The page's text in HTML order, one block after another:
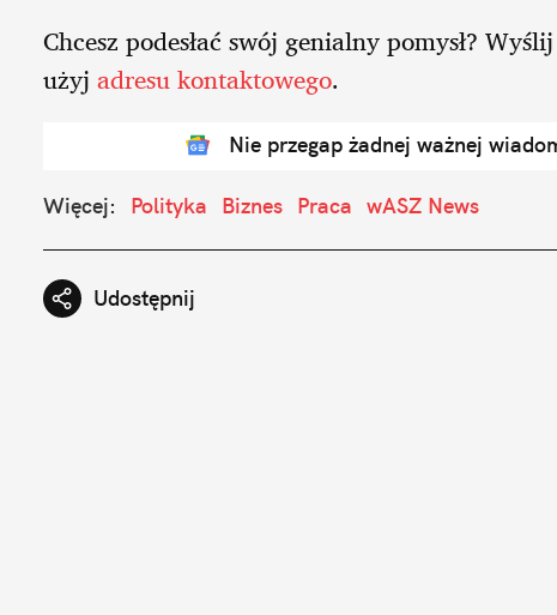
Chcesz podesłać swój genialny pomysł? Wyślij
użyj adresu kontaktowego.
Nie przegap żadnej ważnej
Więcej: Polityka Biznes Praca wASZ News
Udostępnij